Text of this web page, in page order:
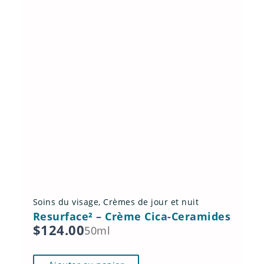
Soins du visage,Crèmes de jour et nuit
Resurface² – Crème Cica-Ceramides
$124.0050ml